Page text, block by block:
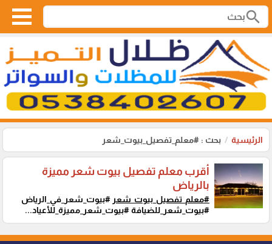
search
الرئيسية بحث : #معلم_تفصيل_بيوت_شعر
أقرب معلم تفصيل بيوت شعر مميزة
بالرياض
#معلم_تفصيل_بيوت_شعر #بيوت_شعر_في_الرياض
#بيوت_شعر_للضيافة #بيوت_شعر_مميزة_للأعياد...